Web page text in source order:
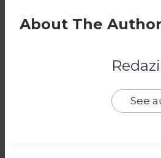
About The Author
See